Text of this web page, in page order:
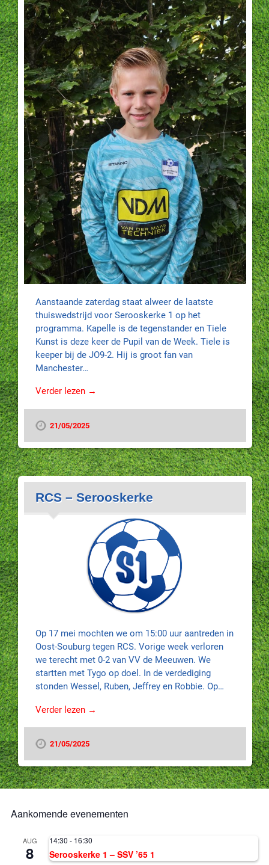
Aanstaande zaterdag staat alweer de laatste
thuiswedstrijd voor Serooskerke 1 op het
programma. Kapelle is de tegenstander en Tiele
Kunst is deze keer de Pupil van de Week. Tiele is
keeper bij de JO9-2. Hij is groot fan van
Manchester…
Verder lezen →
21/05/2025
RCS – Serooskerke
Op 17 mei mochten we om 15:00 uur aantreden in
Oost-Souburg tegen RCS. Vorige week verloren
we terecht met 0-2 van VV de Meeuwen. We
startten met Tygo op doel. In de verdediging
stonden Wessel, Ruben, Jeffrey en Robbie. Op…
Verder lezen →
21/05/2025
Aankomende evenementen
AUG
8
14:30 - 16:30
Serooskerke 1 – SSV ’65 1